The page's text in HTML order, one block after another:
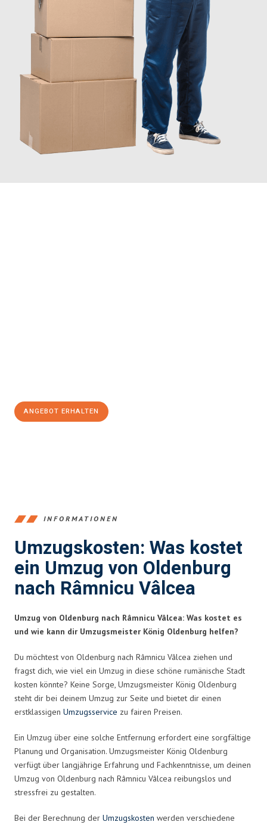
ANGEBOT ERHALTEN
INFORMATIONEN
Umzugskosten: Was kostet
ein Umzug von Oldenburg
nach Râmnicu Vâlcea
Umzug von Oldenburg nach Râmnicu Vâlcea: Was kostet es
und wie kann dir Umzugsmeister König Oldenburg helfen?
Du möchtest von Oldenburg nach Râmnicu Vâlcea ziehen und
fragst dich, wie viel ein Umzug in diese schöne rumänische Stadt
kosten könnte? Keine Sorge, Umzugsmeister König Oldenburg
steht dir bei deinem Umzug zur Seite und bietet dir einen
erstklassigen Umzugsservice zu fairen Preisen.
Ein Umzug über eine solche Entfernung erfordert eine sorgfältige
Planung und Organisation. Umzugsmeister König Oldenburg
verfügt über langjährige Erfahrung und Fachkenntnisse, um deinen
Umzug von Oldenburg nach Râmnicu Vâlcea reibungslos und
stressfrei zu gestalten.
Bei der Berechnung der Umzugskosten werden verschiedene